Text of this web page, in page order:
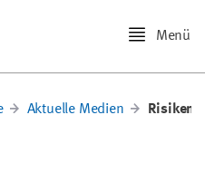
Menü
Aktuelle Medien Risiken